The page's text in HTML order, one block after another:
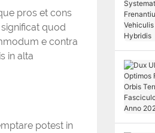
pros et cons
quod
e contra
in alta
potest in